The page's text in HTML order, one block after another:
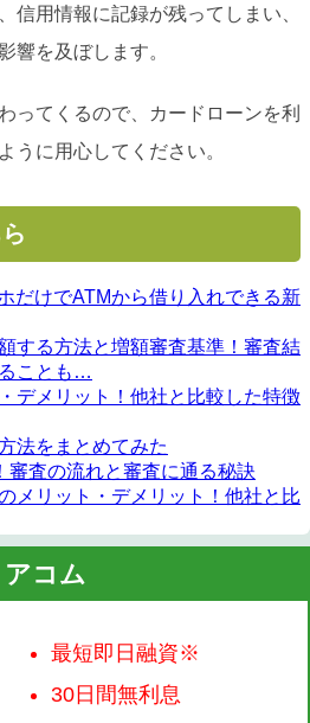
信用情報に記録が残ってしまい、
響を及ぼします。
ってくるので、カードローンを利
うに用心してください。
だけでATMから借り入れできる新
する方法と増額審査基準！審査結
ことも…
デメリット！他社と比較した特徴
法をまとめてみた
審査の流れと審査に通る秘訣
メリット・デメリット！他社と比
アコム
最短即日融資※
30日間無利息